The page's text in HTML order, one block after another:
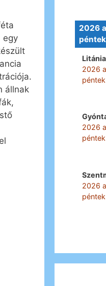
egy
állnak
2026
péntek
2026
péntek
2026
péntek
2026
péntek